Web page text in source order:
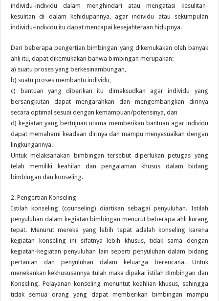
individu-individu dalam menghindari atau mengatasi kesulitan-
kesulitan di dalam kehidupannya, agar individu atau sekumpulan
individu-individu itu dapat mencapai kesejahteraan hidupnya.
Dari beberapa pengertian bimbingan yang dikemukakan oleh banyak
ahli itu, dapat dikemukakan bahwa bimbingan merupakan:
a) suatu proses yang berkesinambungan,
b) suatu proses membantu individu,
c) bantuan yang diberikan itu dimaksudkan agar individu yang
bersangkutan dapat mengarahkan dan mengembangkan dirinya
secara optimal sesuai dengan kemampuan/potensinya, dan
d) kegiatan yang bertujuan utama memberikan bantuan agar individu
dapat memahami keadaan dirinya dan mampu menyesuaikan dengan
lingkungannya.
Untuk melaksanakan bimbingan tersebut diperlukan petugas yang
telah memiliki keahilan dan pengalaman khusus dalam bidang
bimbingan dan konseling.
2. Pengertian Konseling
Istilah konseling (counseling) diartikan sebagai penyuluhan. Istilah
penyuluhan dalam kegiatan bimbingan menurut beberapa ahli kurang
tepat. Menurut mereka yang lebih tepat adalah konseling karena
kegiatan konseling ini sifatnya lebih khusus, tidak sama dengan
kegiatan-kegiatan penyuluhan lain seperti penyuluhan dalam bidang
pertanian dan penyuluhan dalam keluarga berencana. Untuk
menekankan kekhususannya itulah maka dipakai istilah Bimbingan dan
Konseling. Pelayanan konseling menuntut keahlian khusus, sehingga
tidak semua orang yang dapat memberikan bimbingan mampu